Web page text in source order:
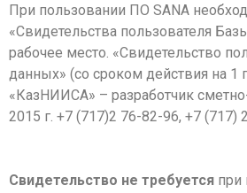
При пользовании ПО SANA
«Свидетельства пользователя
рабочее место. «Свидетельство
данных» (со сроком действия на 1
«КазНИИСА» – разработчик
2015 г. +7 (717)2 76-82-96, +7 (717)
Свидетельство не требуется при